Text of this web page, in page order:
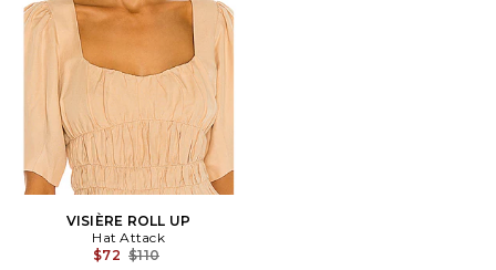
VISIÈRE ROLL UP
Hat Attack
$72 Previous price:
$110